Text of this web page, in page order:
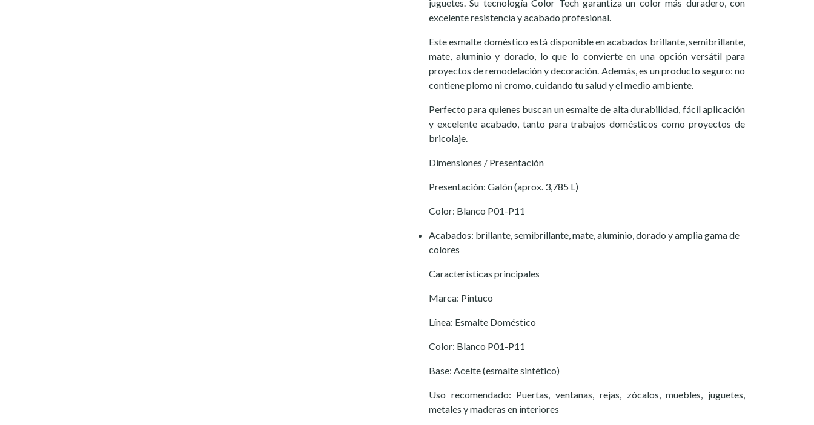
juguetes. Su tecnología Color Tech garantiza un color más duradero, con
excelente resistencia y acabado profesional.
Este esmalte doméstico está disponible en acabados brillante, semibrillante,
mate, aluminio y dorado, lo que lo convierte en una opción versátil para
proyectos de remodelación y decoración. Además, es un producto seguro: no
contiene plomo ni cromo, cuidando tu salud y el medio ambiente.
Perfecto para quienes buscan un esmalte de alta durabilidad, fácil aplicación
y excelente acabado, tanto para trabajos domésticos como proyectos de
bricolaje.
Dimensiones / Presentación
Presentación: Galón (aprox. 3,785 L)
Color: Blanco P01-P11
Acabados: brillante, semibrillante, mate, aluminio, dorado y amplia gama de
colores
Características principales
Marca: Pintuco
Línea: Esmalte Doméstico
Color: Blanco P01-P11
Base: Aceite (esmalte sintético)
Uso recomendado: Puertas, ventanas, rejas, zócalos, muebles, juguetes,
metales y maderas en interiores